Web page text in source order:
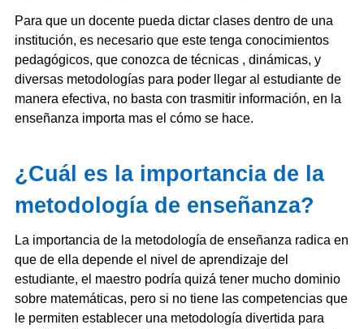
Para que un docente pueda dictar clases dentro de una
institución, es necesario que este tenga conocimientos
pedagógicos, que conozca de técnicas , dinámicas, y
diversas metodologías para poder llegar al estudiante de
manera efectiva, no basta con trasmitir información, en la
enseñanza importa mas el cómo se hace.
¿Cuál es la importancia de la
metodología de enseñanza?
La importancia de la metodología de enseñanza radica en
que de ella depende el nivel de aprendizaje del
estudiante, el maestro podría quizá tener mucho dominio
sobre matemáticas, pero si no tiene las competencias que
le permiten establecer una metodología divertida para